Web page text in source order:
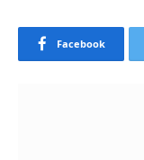
Facebook